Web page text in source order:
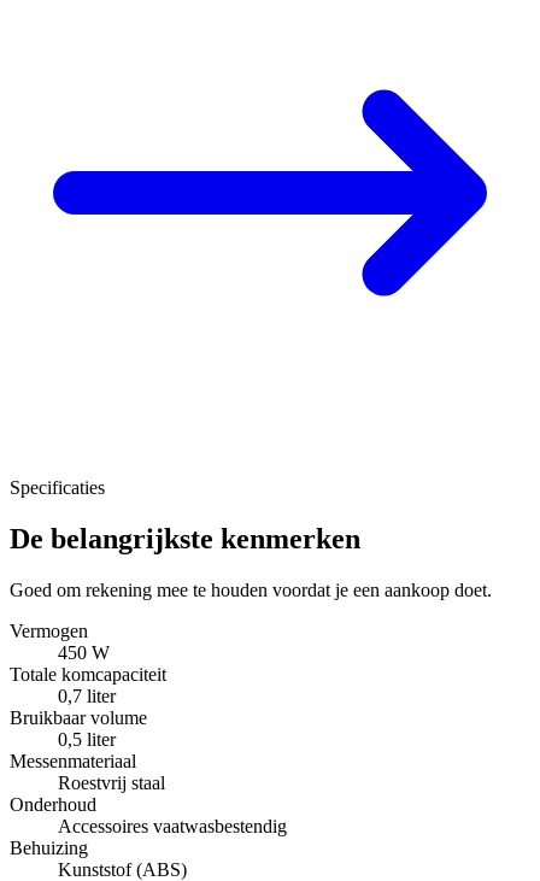
Specificaties
De belangrijkste kenmerken
Goed om rekening mee te houden voordat je een aankoop doet.
Vermogen
450 W
Totale komcapaciteit
0,7 liter
Bruikbaar volume
0,5 liter
Messenmateriaal
Roestvrij staal
Onderhoud
Accessoires vaatwasbestendig
Behuizing
Kunststof (ABS)